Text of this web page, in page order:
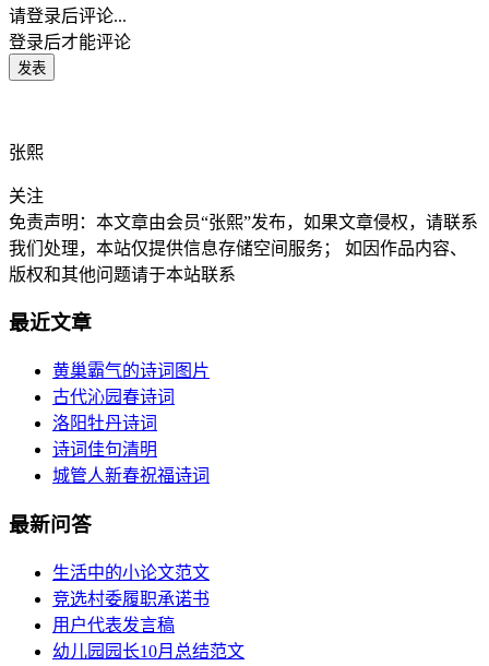
请登录后评论...
登录后才能评论
张熙
关注
免责声明：本文章由会员“张熙”发布，如果文章侵权，请联系
我们处理，本站仅提供信息存储空间服务； 如因作品内容、
版权和其他问题请于本站联系
最近文章
黄巢霸气的诗词图片
古代沁园春诗词
洛阳牡丹诗词
诗词佳句清明
城管人新春祝福诗词
最新问答
生活中的小论文范文
竞选村委履职承诺书
用户代表发言稿
幼儿园园长10月总结范文